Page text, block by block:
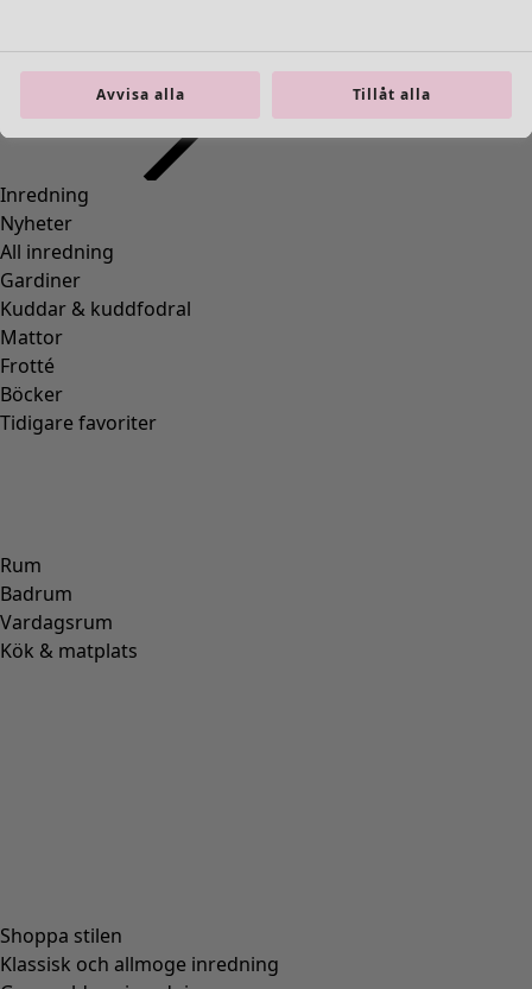
Inredning
Nyheter
All inredning
Gardiner
Kuddar & kuddfodral
Mattor
Frotté
Böcker
Tidigare favoriter
Rum
Badrum
Vardagsrum
Kök & matplats
Shoppa stilen
Klassisk och allmoge inredning
Avvisa alla Tillåt alla